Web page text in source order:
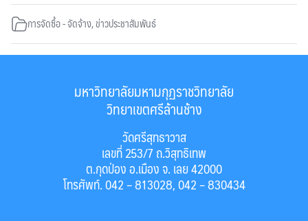
การจัดซื้อ - จัดจ้าง,ข่าวประชาสัมพันธ์
มหาวิทยาลัยมหามกุฏราชวิทยาลัย
วิทยาเขตศรีล้านช้าง
วัดศรีสุทธาวาส
เลขที่ 253/7 ถ.วิสุทธิเทพ
ต.กุดป่อง อ.เมือง จ. เลย 42000
โทรศัพท์. 042 – 813028, 042 – 830434